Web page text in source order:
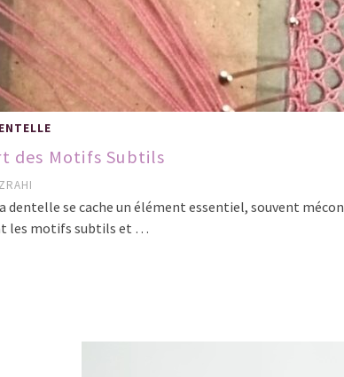
des Motifs Subtils
dentelle se cache un élément essentiel, souvent
les motifs subtils et …